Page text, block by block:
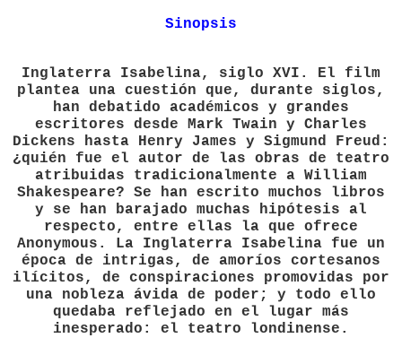
Sinopsis
Inglaterra Isabelina, siglo XVI. El film
plantea una cuestión que, durante siglos,
han debatido académicos y grandes
escritores desde Mark Twain y Charles
Dickens hasta Henry James y Sigmund Freud:
¿quién fue el autor de las obras de teatro
atribuidas tradicionalmente a William
Shakespeare? Se han escrito muchos libros
y se han barajado muchas hipótesis al
respecto, entre ellas la que ofrece
Anonymous. La Inglaterra Isabelina fue un
época de intrigas, de amoríos cortesanos
ilícitos, de conspiraciones promovidas por
una nobleza ávida de poder; y todo ello
quedaba reflejado en el lugar más
inesperado: el teatro londinense.